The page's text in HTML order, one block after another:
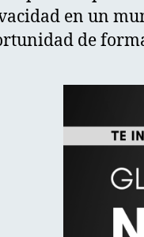
en un
de